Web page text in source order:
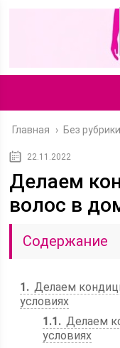
Главная › Без рубрики
22.11.2022
Делаем
волос в
Содержание
1
Делаем
условиях
1.1
Делаем
условиях